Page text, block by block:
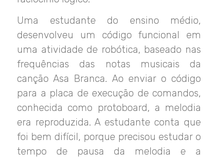
Uma estudante do ensino médio,
desenvolveu um código funcional em
uma atividade de robótica, baseado nas
frequências das notas musicais da
canção Asa Branca. Ao enviar o código
para a placa de execução de comandos,
conhecida como protoboard, a melodia
era reproduzida.A estudante conta que
foi bem difícil, porque precisou estudar o
tempo de pausa da melodia e a